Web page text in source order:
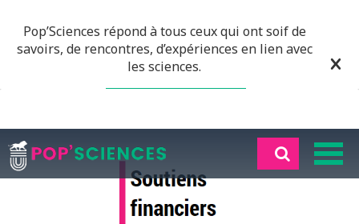
Pop’Sciences répond à tous ceux qui ont soif de
savoirs, de rencontres, d’expériences en lien avec
les sciences.